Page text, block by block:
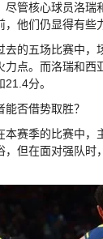
尽管核心球员洛瑞
他们仍显得有些
去的五场比赛中，
点。而洛瑞和西
分。
否借势取胜？
赛季的比赛中，
，但在面对强队时